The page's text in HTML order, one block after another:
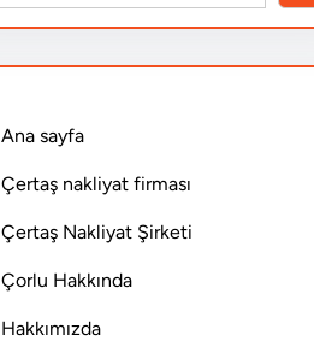
Ana sayfa
Çertaş nakliyat firması
Çertaş Nakliyat Şirketi
Çorlu Hakkında
Hakkımızda